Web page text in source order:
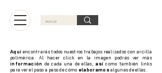
Aquí encontrarás todos nuestros trabajos realizados con arcilla
polimérica. Al hacer click en la imagen podrás ver más
información de cada una de ellas, así como también links
para ver el paso a paso de cómo elaboramosalgunas de ellas.